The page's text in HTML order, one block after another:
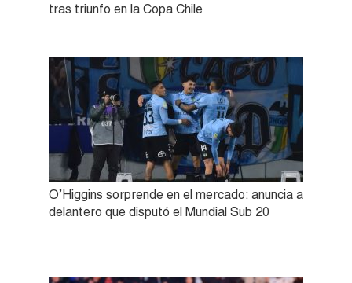
tras triunfo en la Copa Chile
O’Higgins sorprende en el mercado: anuncia a
delantero que disputó el Mundial Sub 20